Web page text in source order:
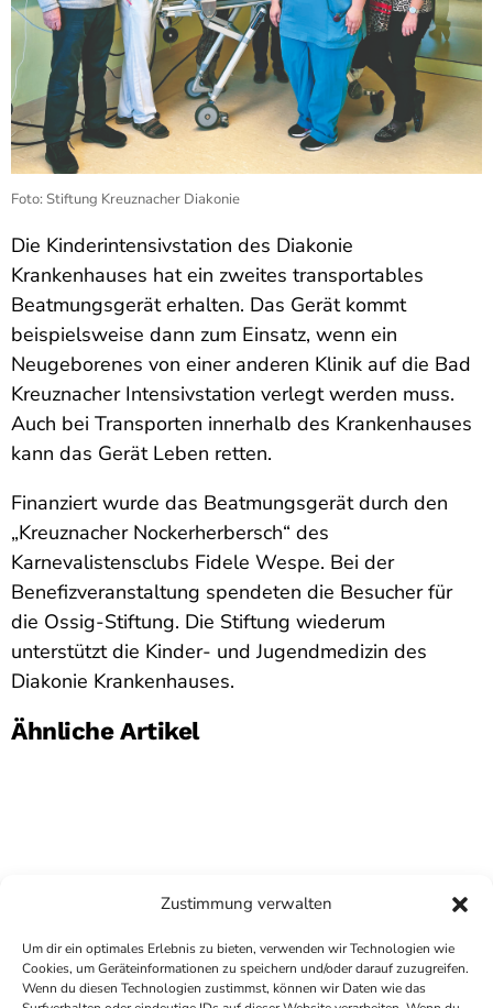
Zustimmung verwalten
Um dir ein optimales Erlebnis zu bieten, verwenden wir Technologien wie
Cookies, um Geräteinformationen zu speichern und/oder darauf zuzugreifen.
Wenn du diesen Technologien zustimmst, können wir Daten wie das
Foto: Stiftung Kreuznacher Diakonie
Die Kinderintensivstation des Diakonie
Krankenhauses hat ein zweites transportables
Beatmungsgerät erhalten. Das Gerät kommt
beispielsweise dann zum Einsatz, wenn ein
Neugeborenes von einer anderen Klinik auf die Bad
Kreuznacher Intensivstation verlegt werden muss.
Auch bei Transporten innerhalb des Krankenhauses
kann das Gerät Leben retten.
Finanziert wurde das Beatmungsgerät durch den
„Kreuznacher Nockerherbersch“ des
Karnevalistensclubs Fidele Wespe. Bei der
Benefizveranstaltung spendeten die Besucher für
die Ossig-Stiftung. Die Stiftung wiederum
unterstützt die Kinder- und Jugendmedizin des
Diakonie Krankenhauses.
Ähnliche Artikel